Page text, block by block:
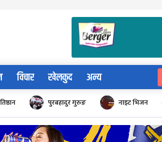
विचार खेलकुद अन्य
पुरबहादुर गुरुङ नाइट भिजन